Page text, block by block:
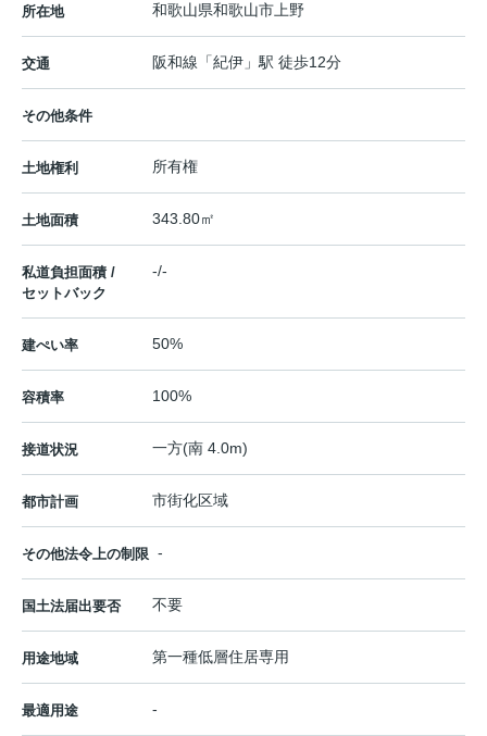
所在地 和歌山県和歌山市上野
交通 阪和線 「紀伊 」駅 徒歩12分
その他条件
土地権利 所有権
土地面積 343.80㎡
私道負担面積 /
セットバック
-/-
建ぺい率 50%
容積率 100%
接道状況 一方(南 4.0m)
都市計画 市街化区域
その他法令上の制限 -
国土法届出要否 不要
用途地域 第一種低層住居専用
最適用途 -